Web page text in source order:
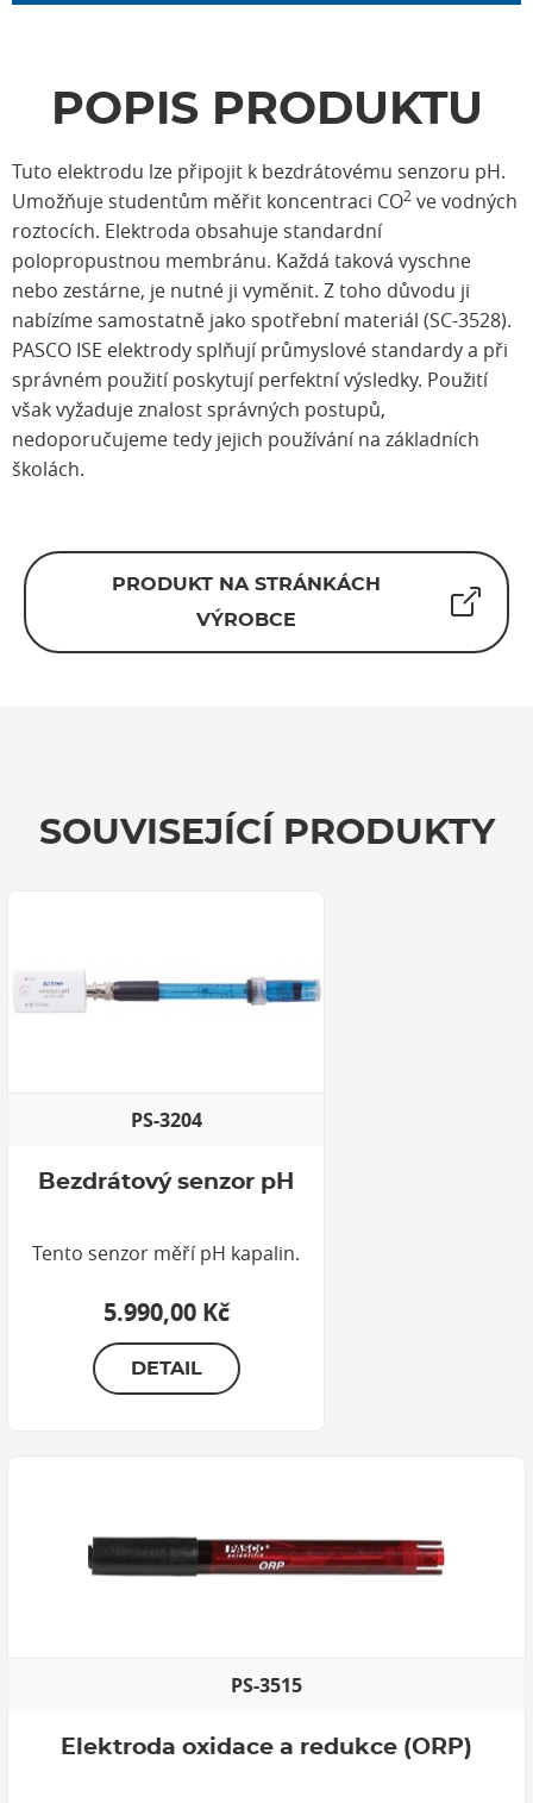
POPIS PRODUKTU
Tuto elektrodu lze připojit k bezdrátovému senzoru pH.
Umožňuje studentům měřit koncentraci CO2 ve vodných
roztocích. Elektroda obsahuje standardní
polopropustnou membránu. Každá taková vyschne
nebo zestárne, je nutné ji vyměnit. Z toho důvodu ji
nabízíme samostatně jako spotřební materiál (SC-3528).
PASCO ISE elektrody splňují průmyslové standardy a při
správném použití poskytují perfektní výsledky. Použití
však vyžaduje znalost správných postupů,
nedoporučujeme tedy jejich používání na základních
školách.
PRODUKT NA STRÁNKÁCH
VÝROBCE
SOUVISEJÍCÍ PRODUKTY
PS-3204
Bezdrátový senzor pH
Tento senzor měří pH kapalin.
5.990,00 Kč
DETAIL
PS-3515
Elektroda oxidace a redukce (ORP)